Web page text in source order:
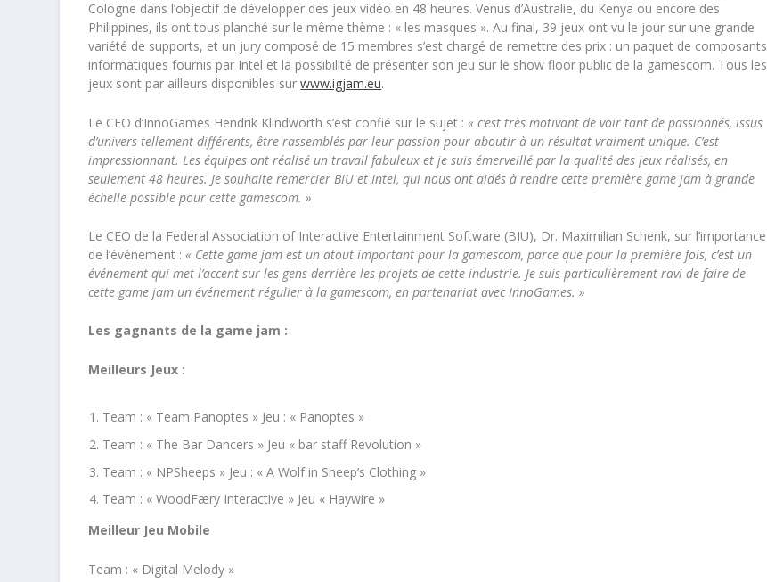
Cologne dans l’objectif de développer des jeux vidéo en 48 heures. Venus d’Australie, du Kenya ou encore des
Philippines, ils ont tous planché sur le même thème : « les masques ». Au final, 39 jeux ont vu le jour sur une grande
variété de supports, et un jury composé de 15 membres s’est chargé de remettre des prix : un paquet de composants
informatiques fournis par Intel et la possibilité de présenter son jeu sur le show floor public de la gamescom. Tous les
jeux sont par ailleurs disponibles surwww.igjam.eu.
Le CEO d’InnoGames Hendrik Klindworth s’est confié sur le sujet :« c’est très motivant de voir tant de passionnés, issus
d’univers tellement différents, être rassemblés par leur passion pour aboutir à un résultat vraiment unique. C’est
impressionnant. Les équipes ont réalisé un travail fabuleux et je suis émerveillé par la qualité des jeux réalisés, en
seulement 48 heures. Je souhaite remercier BIU et Intel, qui nous ont aidés à rendre cette première game jam à grande
échelle possible pour cette gamescom. »
Le CEO de la Federal Association of Interactive Entertainment Software (BIU), Dr. Maximilian Schenk, sur l’importance
de l’événement :« Cette game jam est un atout important pour la gamescom, parce que pour la première fois, c’est un
événement qui met l’accent sur les gens derrière les projets de cette industrie. Je suis particulièrement ravi de faire de
cette game jam un événement régulier à la gamescom, en partenariat avec InnoGames. »
Les gagnants de la game jam :
Meilleurs Jeux :
Team : « Team Panoptes » Jeu : « Panoptes »
Team : « The Bar Dancers » Jeu « bar staff Revolution »
Team : « NPSheeps » Jeu : « A Wolf in Sheep’s Clothing »
Team : « WoodFæry Interactive » Jeu « Haywire »
Meilleur Jeu Mobile
Team : « Digital Melody »